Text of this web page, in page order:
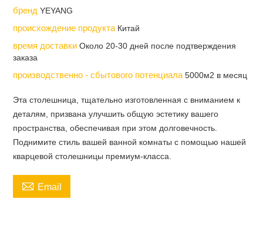
брендYEYANG
происхождение продукта Китай
время доставкиОколо 20-30 дней после подтверждения
заказа
производственно - сбытового потенциала5000м2 в месяц
Эта столешница, тщательно изготовленная с вниманием к
деталям, призвана улучшить общую эстетику вашего
пространства, обеспечивая при этом долговечность.
Поднимите стиль вашей ванной комнаты с помощью нашей
кварцевой столешницы премиум-класса.
 Email